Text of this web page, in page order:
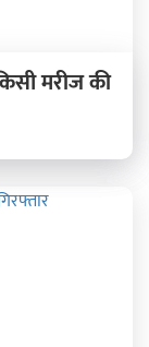
मरीज की